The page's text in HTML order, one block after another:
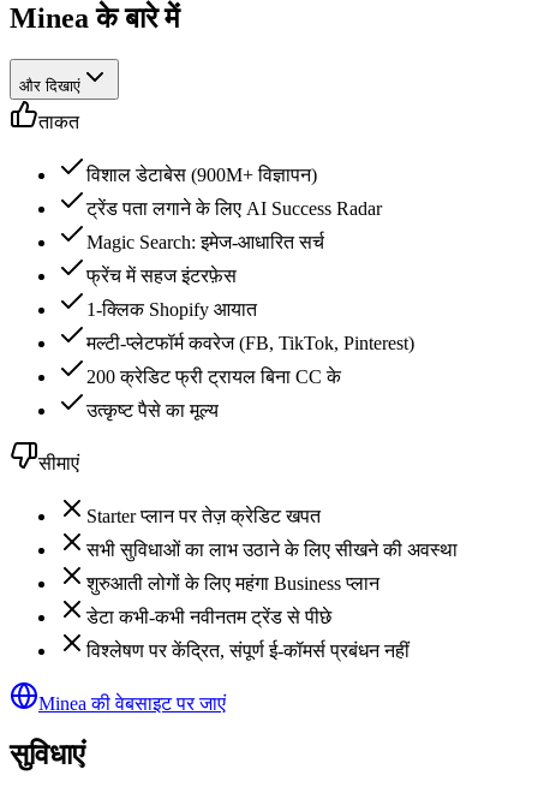
Minea के बारे में
और दिखाएं
ताकत
विशाल डेटाबेस (900M+ विज्ञापन)
ट्रेंड पता लगाने के लिए AI Success Radar
Magic Search: इमेज-आधारित सर्च
फ्रेंच में सहज इंटरफ़ेस
1-क्लिक Shopify आयात
मल्टी-प्लेटफॉर्म कवरेज (FB, TikTok, Pinterest)
200 क्रेडिट फ्री ट्रायल बिना CC के
उत्कृष्ट पैसे का मूल्य
सीमाएं
Starter प्लान पर तेज़ क्रेडिट खपत
सभी सुविधाओं का लाभ उठाने के लिए सीखने की अवस्था
शुरुआती लोगों के लिए महंगा Business प्लान
डेटा कभी-कभी नवीनतम ट्रेंड से पीछे
विश्लेषण पर केंद्रित, संपूर्ण ई-कॉमर्स प्रबंधन नहीं
Minea की वेबसाइट पर जाएं
सुविधाएं